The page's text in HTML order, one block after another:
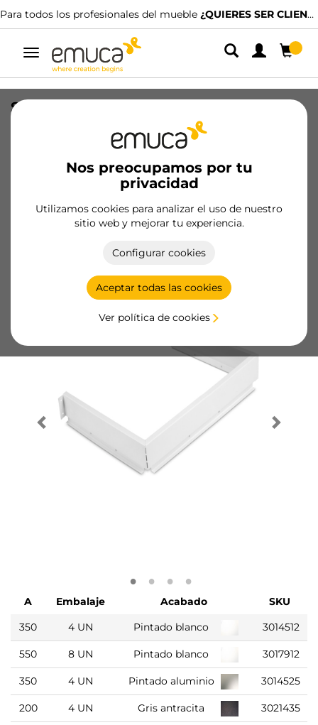
Para todos los profesionales del mueble ¿QUIERES SER CLIENTE?
Alternar
navegación
Nos preocupamos por tu
privacidad
Utilizamos cookies para analizar el uso de nuestro
sitio web y mejorar tu experiencia.
Configurar cookies
Aceptar todas las cookies
Ver política de cookies
Salva sifón para cajón bajo fregadero
en acero, hueco 350mm, Acero,
Pintado blanco
3014512/EAN 8432393310862
Hazte cliente
Ficha de producto
A Embalaje Acabado
SKU
350
4 UN Pintado blanco 3014512
550 8 UN Pintado blanco 3017912
350 4 UN Pintado aluminio 3014525
200 4 UN Gris antracita 3021435